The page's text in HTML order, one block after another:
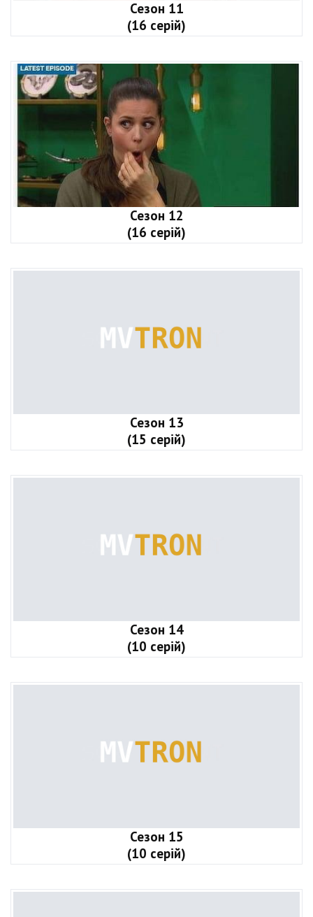
Сезон 11
(16 серій)
Сезон 12
(16 серій)
Сезон 13
(15 серій)
Сезон 14
(10 серій)
Сезон 15
(10 серій)